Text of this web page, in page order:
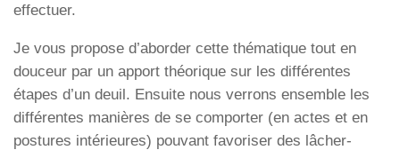
effectuer.
Je vous propose d’aborder cette thématique tout en
douceur par un apport théorique sur les différentes
étapes d’un deuil. Ensuite nous verrons ensemble les
différentes manières de se comporter (en actes et en
postures intérieures) pouvant favoriser des lâcher-